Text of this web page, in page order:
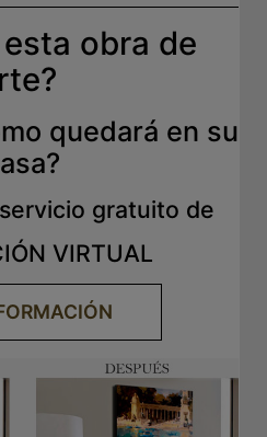
obra de
quedará en su
gratuito de
VIRTUAL